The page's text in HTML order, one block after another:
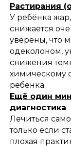
Растирания
У ребёнка
снижается
уверены, что
одеколоном,
снижения
химическому
ребенка.
Ещё один
диагностика
Лечиться
только если
плохая